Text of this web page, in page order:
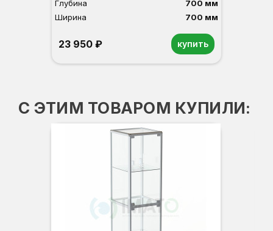
Глубина
700 мм
Ширина
700 мм
23 950 ₽ купить
С ЭТИМ ТОВАРОМ КУПИЛИ: